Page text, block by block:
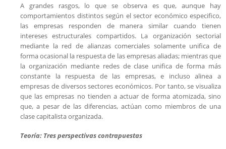
A grandes rasgos, lo que se observa es que, aunque hay
comportamientos distintos según el sector económico especifico,
las empresas responden de manera similar cuando tienen
intereses estructurales compartidos. La organización sectorial
mediante la red de alianzas comerciales solamente unifica de
forma ocasional la respuesta de las empresas aliadas; mientras que
la organización mediante redes de clase unifica de forma más
constante la respuesta de las empresas, e incluso alinea a
empresas de diversos sectores económicos. Por tanto, se visualiza
que las empresas no tienden a actuar de forma atomizada, sino
que, a pesar de las diferencias, actúan como miembros de una
clase capitalista organizada.
Teoría: Tres perspectivas contrapuestas